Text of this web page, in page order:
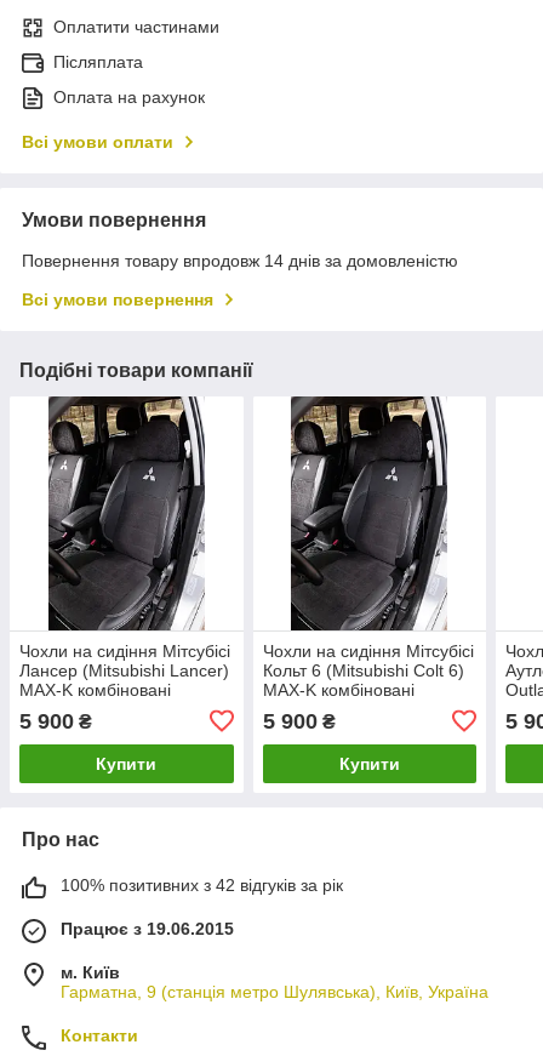
Оплатити частинами
Післяплата
Оплата на рахунок
Всі умови оплати
Умови повернення
Повернення товару впродовж 14 днів за домовленістю
Всі умови повернення
Подібні товари компанії
Чохли на сидіння Мітсубісі
Лансер (Mitsubishi Lancer)
MAX-K комбіновані
5 900 ₴
Купити
Чохли на сидіння Мітсубісі
Кольт 6 (Mitsubishi Colt 6)
MAX-K комбіновані
5 900₴
Купити
5
Про нас
100% позитивних з 42 відгуків за рік
Працює з 19.06.2015
м. Київ
Гарматна, 9 (станція метро Шулявська), Київ, Україна
Контакти